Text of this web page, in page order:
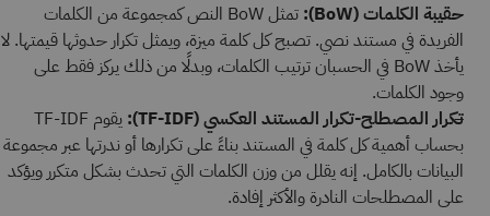
حقيبة الكلمات (BoW):
تمثل BoW النص كمجموعة من الكلمات
الفريدة في مستند نصي. تصبح كل كلمة ميزة، ويمثل تكرار حدوثها قيمتها. لا
يأخذ BoW في الحسبان ترتيب الكلمات، وبدلًا من ذلك يركز فقط على
وجود الكلمات.
تكرار المصطلح-تكرار المستند العكسي (TF-IDF):
يقوم TF-IDF
بحساب أهمية كل كلمة في المستند بناءً على تكرارها أو ندرتها عبر مجموعة
البيانات بالكامل. إنه يقلل من وزن الكلمات التي تحدث بشكل متكرر ويؤكد
على المصطلحات النادرة والأكثر إفادة.